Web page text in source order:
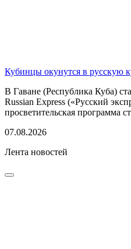
Кубинцы окунутся в русскую
В Гаване (Республика Куба)
Russian Express («Русский
просветительская программа
07.08.2026
Лента новостей